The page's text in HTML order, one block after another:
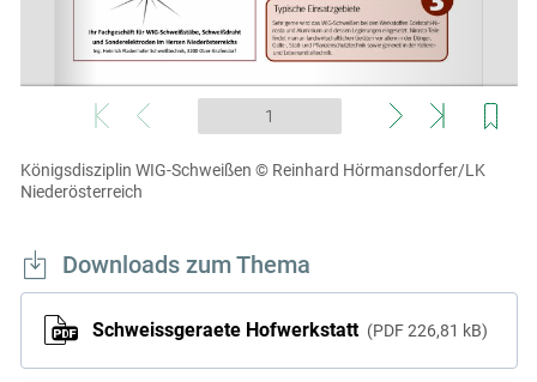
Königsdisziplin WIG-Schweißen © Reinhard Hörmansdorfer/LK
Niederösterreich
Downloads zum Thema
Schweissgeraete Hofwerkstatt PDF 226,81 kB